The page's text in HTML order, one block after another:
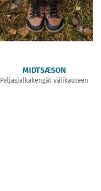
MIDTSÆSON
Paljasjalkakengät välikauteen